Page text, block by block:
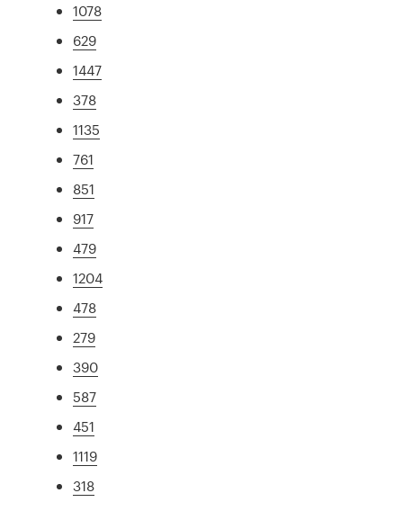
1078
629
1447
378
1135
761
851
917
479
1204
478
279
390
587
451
1119
318